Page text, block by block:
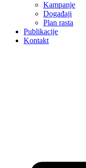
Kampanje
Događaji
Plan rasta
Publikacije
Kontakt